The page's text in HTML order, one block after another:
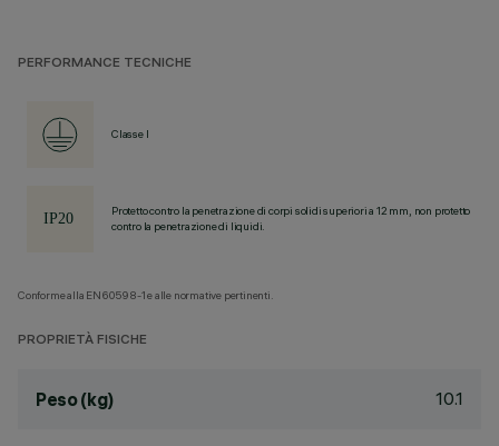
PERFORMANCE TECNICHE
Classe I
Protetto contro la penetrazione di corpi solidi superiori a 12 mm, non protetto
contro la penetrazione di liquidi.
Conforme alla EN60598-1 e alle normative pertinenti.
PROPRIETÀ FISICHE
Peso (kg) 10.1